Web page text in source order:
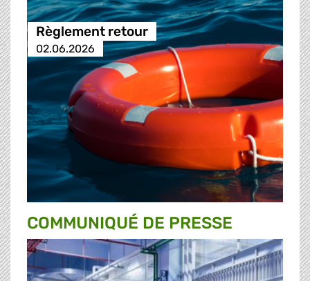
Règlement retour
02.06.2026
COMMUNIQUÉ DE PRESSE